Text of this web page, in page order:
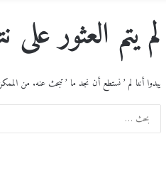
لم يتم العثور على
يبدوا أننا لم ’ نستطع أن نجد ما ’ تبحث عنه. من